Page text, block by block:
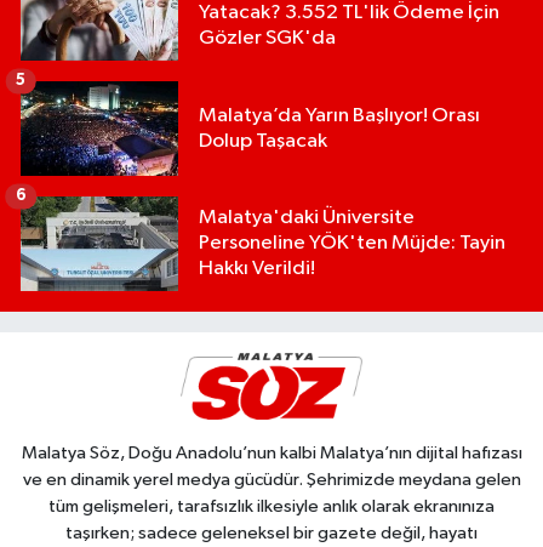
Yatacak? 3.552 TL'lik Ödeme İçin
Gözler SGK'da
Malatya’da Yarın Başlıyor! Orası
Dolup Taşacak
5
Malatya'daki Üniversite
Personeline YÖK'ten Müjde: Tayin
Hakkı Verildi!
6
Malatya Söz, Doğu Anadolu’nun kalbi Malatya’nın dijital hafızası
ve en dinamik yerel medya gücüdür. Şehrimizde meydana gelen
tüm gelişmeleri, tarafsızlık ilkesiyle anlık olarak ekranınıza
taşırken; sadece geleneksel bir gazete değil, hayatı